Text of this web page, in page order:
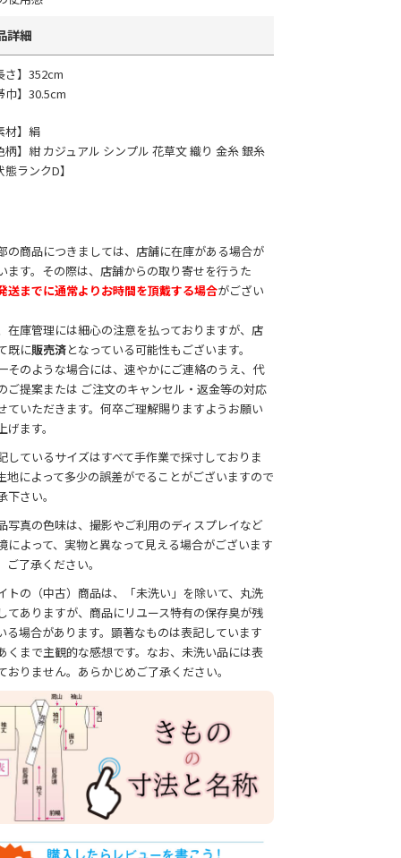
詳細
さ】352cm
巾】30.5cm
材】絹
柄】紺 カジュアル シンプル 花草文 織り 金糸 銀糸
態ランクD】
の商品につきましては、店舗に在庫がある場合が
ます。その際は、店舗からの取り寄せを行うた
送までに通常よりお時間を頂戴する場合がござい
在庫管理には細心の注意を払っておりますが、店
既に販売済となっている可能性もございます。
そのような場合には、速やかにご連絡のうえ、代
ご提案または ご注文のキャンセル・返金等の対応
ていただきます。何卒ご理解賜りますようお願い
げます。
ているサイズはすべて手作業で採寸しておりま
地によって多少の誤差がでることがございますので
下さい。
写真の色味は、撮影やご利用のディスプレイなど
によって、実物と異なって見える場合がございます
ご了承ください。
トの（中古）商品は、「未洗い」を除いて、丸洗
てありますが、商品にリユース特有の保存臭が残
る場合があります。顕著なものは表記しています
くまで主観的な感想です。なお、未洗い品には表
おりません。あらかじめご了承ください。